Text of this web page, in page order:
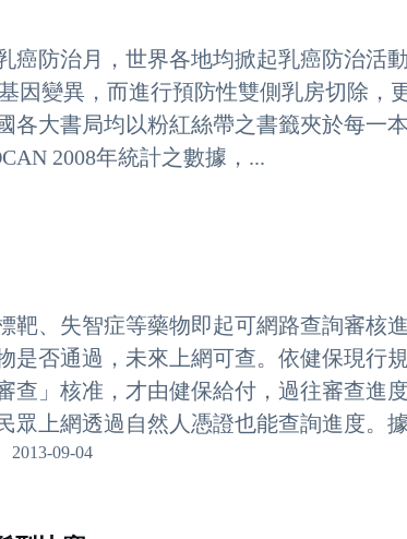
防治月，世界各地均掀起乳癌防治活
因變異，而進行預防性雙側乳房切除，
各大書局均以粉紅絲帶之書籤夾於每一
2008年統計之數據，...
靶、失智症等藥物即起可網路查詢審核
是否通過，未來上網可查。依健保現行
查」核准，才由健保給付，過往審查進
眾上網透過自然人憑證也能查詢進度。
2013-09-04